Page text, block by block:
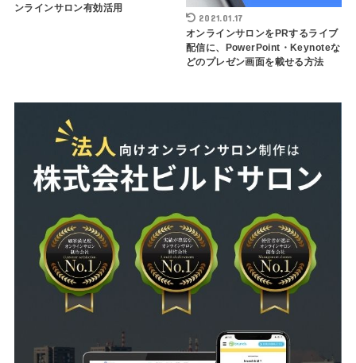
ンラインサロン有効活用
2021.01.17
オンラインサロンをPRするライブ
配信に、PowerPoint・Keynoteな
どのプレゼン画面を載せる方法